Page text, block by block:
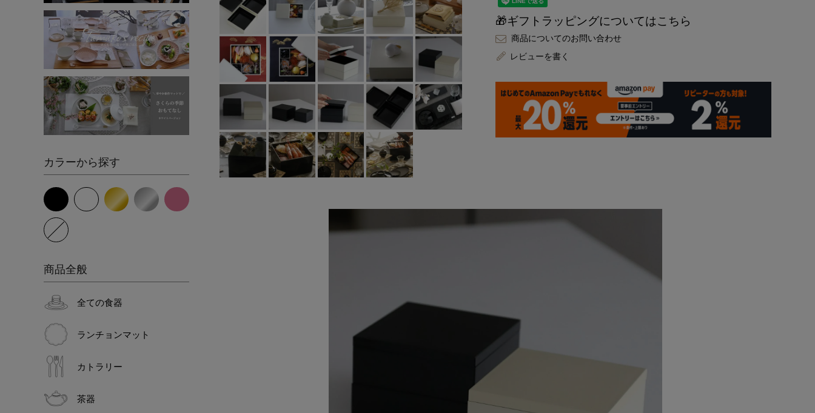
カラーから探す
商品全般
全ての食器
ランチョンマット
カトラリー
茶器
🎁ギフトラッピングについてはこちら
商品についてのお問い合わせ
レビューを書く